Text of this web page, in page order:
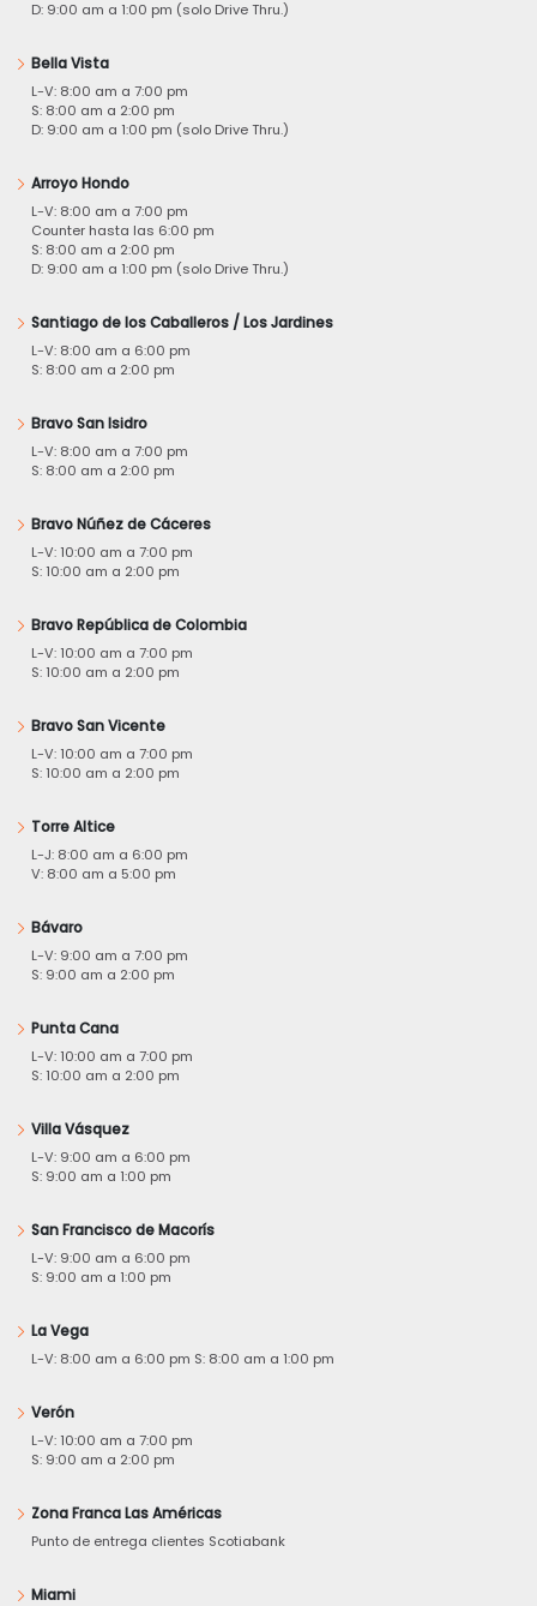
D: 9:00 am a 1:00 pm (solo Drive Thru.)
Bella Vista
L-V: 8:00 am a 7:00 pm
S: 8:00 am a 2:00 pm
D: 9:00 am a 1:00 pm (solo Drive Thru.)
Arroyo Hondo
L-V: 8:00 am a 7:00 pm
Counter hasta las 6:00 pm
S: 8:00 am a 2:00 pm
D: 9:00 am a 1:00 pm (solo Drive Thru.)
Santiago de los Caballeros / Los Jardines
L-V: 8:00 am a 6:00 pm
S: 8:00 am a 2:00 pm
Bravo San Isidro
L-V: 8:00 am a 7:00 pm
S: 8:00 am a 2:00 pm
Bravo Núñez de Cáceres
L-V: 10:00 am a 7:00 pm
S: 10:00 am a 2:00 pm
Bravo República de Colombia
L-V: 10:00 am a 7:00 pm
S: 10:00 am a 2:00 pm
Bravo San Vicente
L-V: 10:00 am a 7:00 pm
S: 10:00 am a 2:00 pm
Torre Altice
L-J: 8:00 am a 6:00 pm
V: 8:00 am a 5:00 pm
Bávaro
L-V: 9:00 am a 7:00 pm
S: 9:00 am a 2:00 pm
Punta Cana
L-V: 10:00 am a 7:00 pm
S: 10:00 am a 2:00 pm
Villa Vásquez
L-V: 9:00 am a 6:00 pm
S: 9:00 am a 1:00 pm
San Francisco de Macorís
L-V: 9:00 am a 6:00 pm
S: 9:00 am a 1:00 pm
La Vega
L-V: 8:00 am a 6:00 pm S: 8:00 am a 1:00 pm
Verón
L-V: 10:00 am a 7:00 pm
S: 9:00 am a 2:00 pm
Zona Franca Las Américas
Punto de entrega clientes Scotiabank
Miami